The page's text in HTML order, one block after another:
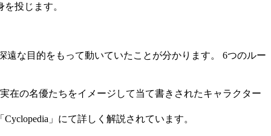
投じます。
な目的をもって動いていたことが分かります。 6つのルー
在の名優たちをイメージして当て書きされたキャラクター
」にて詳しく解説されています。